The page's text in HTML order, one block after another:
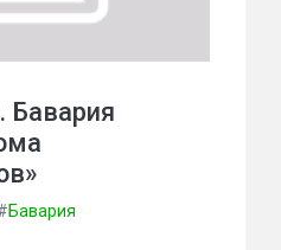
Бавария
Бавария